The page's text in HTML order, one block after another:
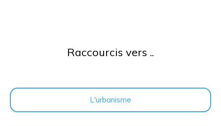
Raccourcis vers ..
L'urbanisme